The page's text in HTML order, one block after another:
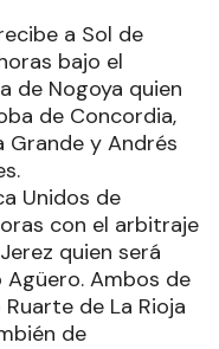
a Sol de
bajo el
de Nogoya quien
de Concordia,
Grande y Andrés
Unidos de
con el arbitraje
quien será
Ambos de
de La Rioja
de